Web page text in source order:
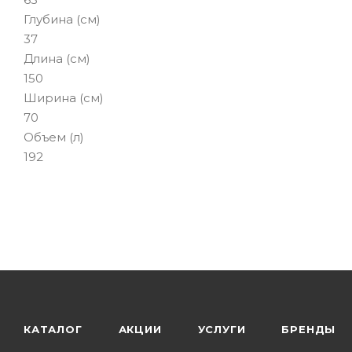
Глубина (см)
37
Длина (см)
150
Ширина (см)
70
Объем (л)
192
КАТАЛОГ АКЦИИ УСЛУГИ БРЕНДЫ